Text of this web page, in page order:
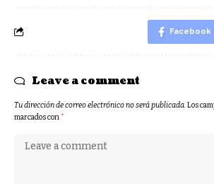
Facebook
Leave a comment
Tu dirección de correo electrónico no será publicada.Los
marcados con*